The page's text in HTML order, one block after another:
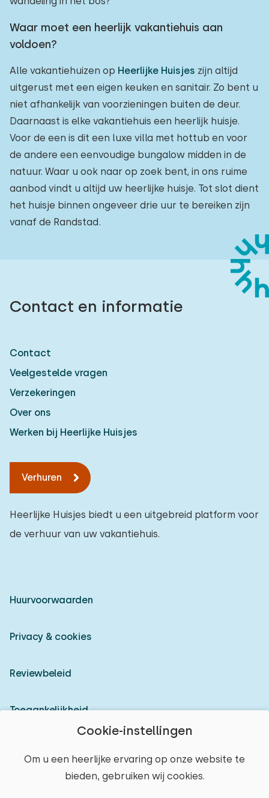
Cookie-instellingen
Om u een heerlijke ervaring op onze website te
bieden, gebruiken wij cookies.
Waar moet een heerlijk vakantiehuis aan
voldoen?
Alle vakantiehuizen op Heerlijke Huisjes zijn altijd
uitgerust met een eigen keuken en sanitair. Zo bent u
niet afhankelijk van voorzieningen buiten de deur.
Daarnaast is elke vakantiehuis een heerlijk huisje.
Voor de een is dit een luxe villa met hottub en voor
de andere een eenvoudige bungalow midden in de
natuur. Waar u ook naar op zoek bent, in ons ruime
aanbod vindt u altijd uw heerlijke huisje. Tot slot dient
het huisje binnen ongeveer drie uur te bereiken zijn
vanaf de Randstad.
Contact en informatie
Contact
Veelgestelde vragen
Verzekeringen
Over ons
Werken bij Heerlijke Huisjes
Verhuren
Heerlijke Huisjes biedt u een uitgebreid platform voor
de verhuur van uw vakantiehuis.
Huurvoorwaarden
Privacy & cookies
Reviewbeleid
Toegankelijkheid
© 2026 Heerlijke Huisjes (geregistreerd merk)